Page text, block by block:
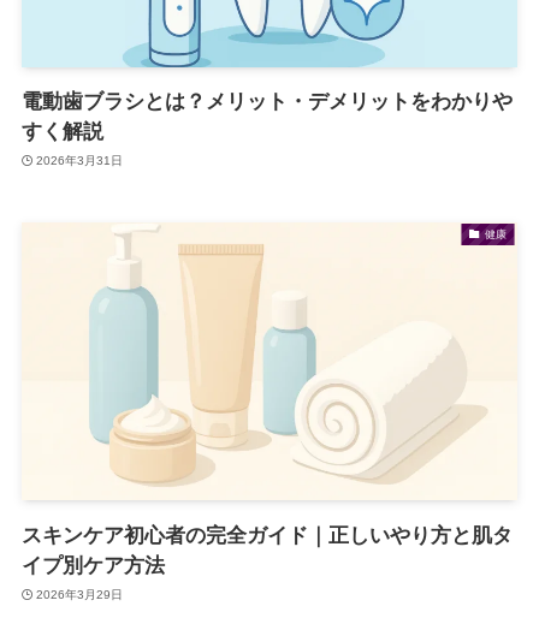
電動歯ブラシとは？メリット・デメリットをわかりや
すく解説
2026年3月31日
健康
スキンケア初心者の完全ガイド｜正しいやり方と肌タ
イプ別ケア方法
2026年3月29日